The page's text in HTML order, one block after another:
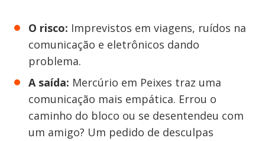
O risco: Imprevistos em viagens, ruídos na
comunicação e eletrônicos dando
problema.
A saída: Mercúrio em Peixes traz uma
comunicação mais empática. Errou o
caminho do bloco ou se desentendeu com
um amigo? Um pedido de desculpas